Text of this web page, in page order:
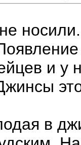
и
в